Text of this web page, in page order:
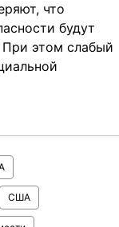
что
будут
этом слабый
США